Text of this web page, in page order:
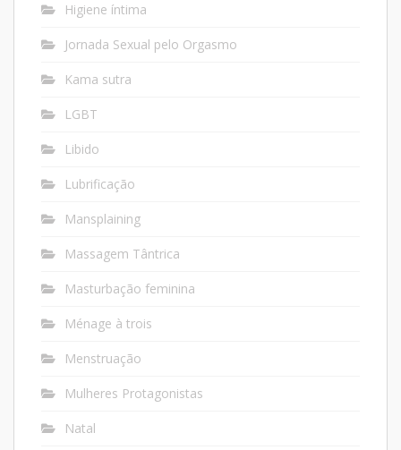
Higiene íntima
Jornada Sexual pelo Orgasmo
Kama sutra
LGBT
Libido
Lubrificação
Mansplaining
Massagem Tântrica
Masturbação feminina
Ménage à trois
Menstruação
Mulheres Protagonistas
Natal